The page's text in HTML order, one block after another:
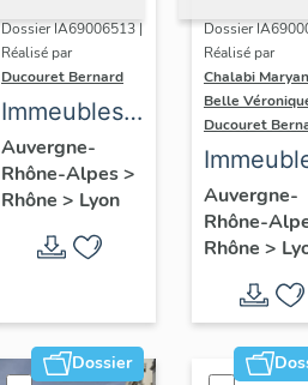
Dossier IA69006513 |
Réalisé par
Ducouret Bernard
Immeubles
du quartier
Saint-Nizier
Auvergne-
Rhône-Alpes>
Rhône > Lyon
Dossier
Réalisé par
Chalabi
Belle
Ducouret
Auvergne-
Rhône-
Rhône >
Dossier